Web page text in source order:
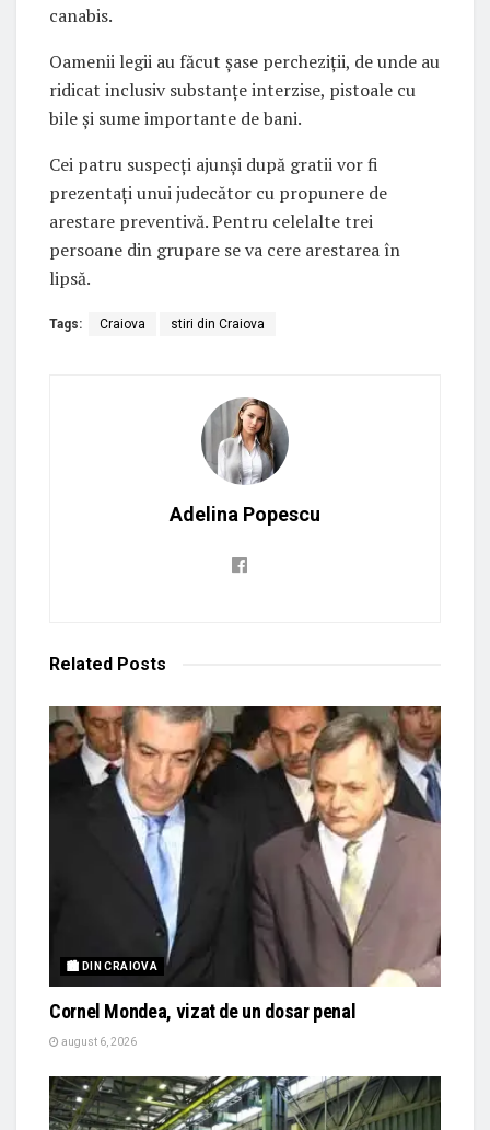
canabis.
Oamenii legii au făcut șase percheziții, de unde au
ridicat inclusiv substanțe interzise, pistoale cu
bile și sume importante de bani.
Cei patru suspecți ajunși după gratii vor fi
prezentați unui judecător cu propunere de
arestare preventivă. Pentru celelalte trei
persoane din grupare se va cere arestarea în
lipsă.
Tags: Craiova stiri din Craiova
Adelina Popescu
Related Posts
🏙 DIN CRAIOVA
Cornel Mondea, vizat de un dosar penal
august 6, 2026